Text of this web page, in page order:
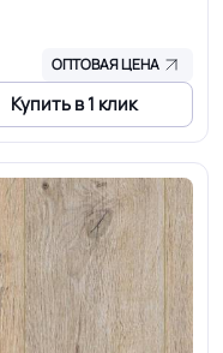
ОПТОВАЯ ЦЕНА
Купить в 1 клик